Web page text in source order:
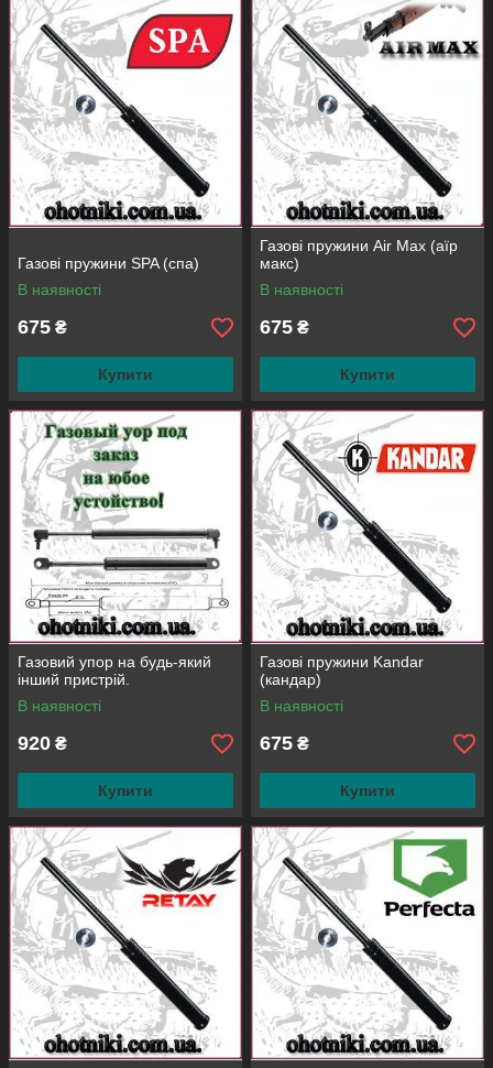
Газові пружини SPA (спа)
В наявності
675 ₴
Купити
Газові пружини Air Max (аїр
макс)
В наявності
675 ₴
Купити
Газовий упор на будь-який
інший пристрій.
В наявності
920 ₴
Купити
Газові пружини Kandar
(кандар)
В наявності
675 ₴
Купити